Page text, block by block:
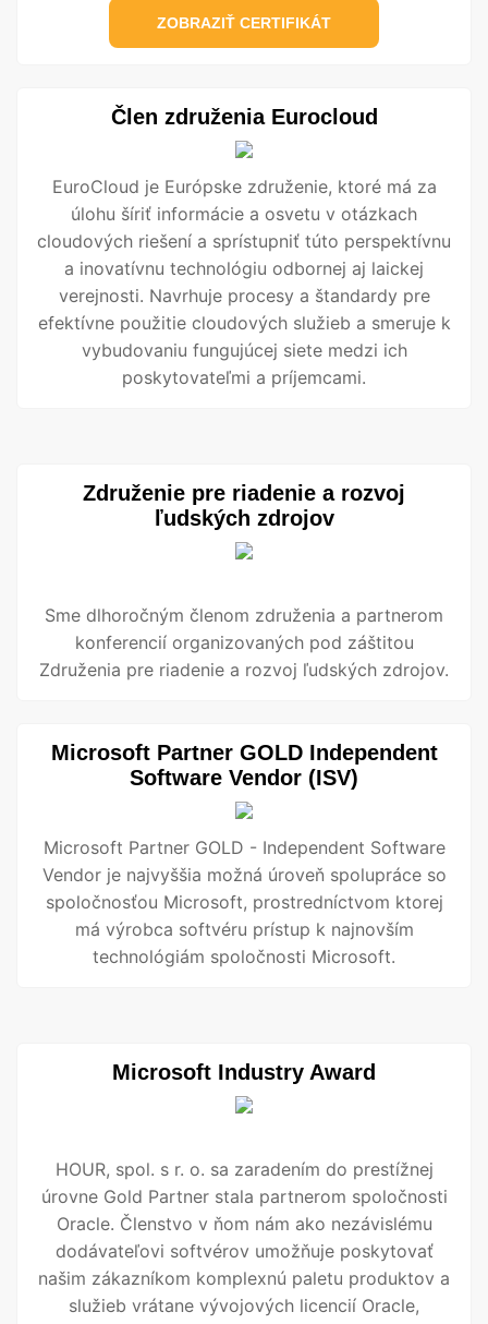
ZOBRAZIŤ CERTIFIKÁT
Člen združenia Eurocloud
EuroCloud je Európske združenie, ktoré má za
úlohu šíriť informácie a osvetu v otázkach
cloudových riešení a sprístupniť túto perspektívnu
a inovatívnu technológiu odbornej aj laickej
verejnosti. Navrhuje procesy a štandardy pre
efektívne použitie cloudových služieb a smeruje k
vybudovaniu fungujúcej siete medzi ich
poskytovateľmi a príjemcami.
Združenie pre riadenie a rozvoj
ľudských zdrojov
Sme dlhoročným členom združenia a partnerom
konferencií organizovaných pod záštitou
Združenia pre riadenie a rozvoj ľudských zdrojov.
Microsoft Partner GOLD Independent
Software Vendor (ISV)
Microsoft Partner GOLD - Independent Software
Vendor je najvyššia možná úroveň spolupráce so
spoločnosťou Microsoft, prostredníctvom ktorej
má výrobca softvéru prístup k najnovším
technológiám spoločnosti Microsoft.
Microsoft Industry Award
HOUR, spol. s r. o. sa zaradením do prestížnej
úrovne Gold Partner stala partnerom spoločnosti
Oracle. Členstvo v ňom nám ako nezávislému
dodávateľovi softvérov umožňuje poskytovať
našim zákazníkom komplexnú paletu produktov a
služieb vrátane vývojových licencií Oracle,